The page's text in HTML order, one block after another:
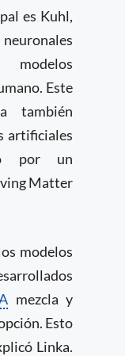
es Kuhl,
Este
también
artificiales
por un
Matter
modelos
mezcla y
Esto
Linka.